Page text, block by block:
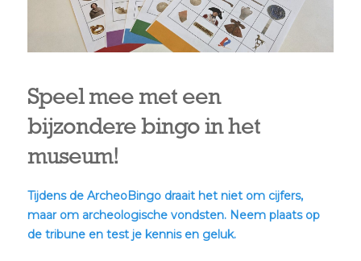
Speel mee met een
bijzondere bingo in het
museum!
Tijdens de ArcheoBingo draait het niet om cijfers,
maar om archeologische vondsten. Neem plaats op
de tribune en test je kennis en geluk.